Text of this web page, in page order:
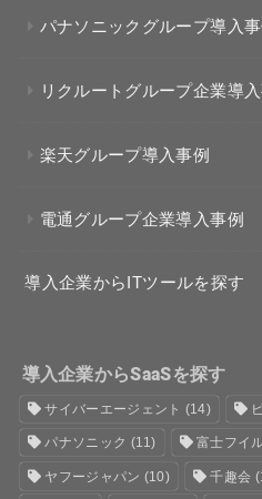
パナソニックグループ導入事
リクルートグループ企業導
楽天グループ導入事例
電通グループ企業導入事例
導入企業からITツールを探す
導入企業からSaaSを探す
サイバーエージェント (14)
パナソニック (11) 富士フイ
ヤフージャパン (10) 千趣会